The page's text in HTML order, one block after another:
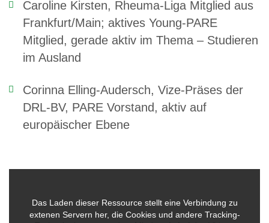
Caroline Kirsten, Rheuma-Liga Mitglied aus
Frankfurt/Main; aktives Young-PARE
Mitglied, gerade aktiv im Thema – Studieren
im Ausland
Corinna Elling-Audersch, Vize-Präses der
DRL-BV, PARE Vorstand, aktiv auf
europäischer Ebene
Das Laden dieser Ressource stellt eine Verbindung zu
extenen Servern her, die Cookies und andere Tracking-